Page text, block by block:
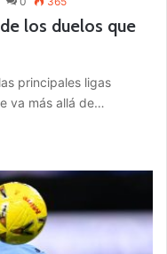
los duelos que
principales ligas
va más allá de…